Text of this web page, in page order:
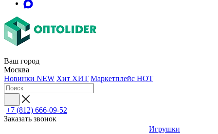
Ваш город
Москва
Новинки NEW Хит ХИТ Маркетплейс HOT
+7 (812) 666-09-52
Заказать звонок
Игрушки